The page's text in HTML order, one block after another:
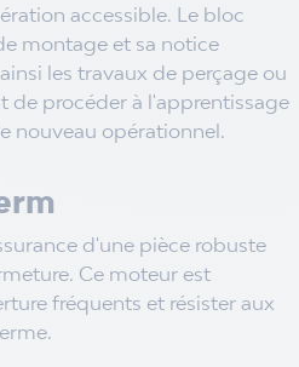
accessible. Le bloc
montage et sa notice
les travaux de perçage ou
de procéder à l'apprentissage
nouveau opérationnel.
d'une pièce robuste
Ce moteur est
fréquents et résister aux